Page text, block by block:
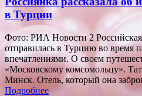
в Турции
Фото: РИА Новости 2 Российская
отправилась в Турцию во время
впечатлениями. О своем
«Московскому комсомольцу».
Минск. Отель, который она
Подробнее